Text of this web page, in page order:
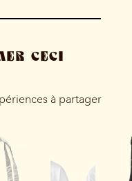
CECI
à partager